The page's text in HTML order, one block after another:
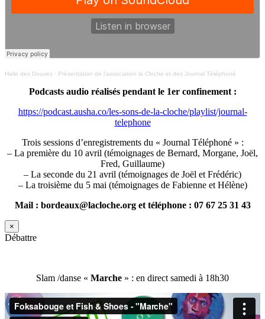
Halle des Douves · Présentation de l’association la Cloche et des Journal Téléphoné
Podcasts audio réalisés pendant le 1er confinement :
https://podcast.ausha.co/les-sons-de-la-cloche/playlist/journal-
telephone
Trois sessions d’enregistrements du « Journal Téléphoné » :
– La première du 10 avril (témoignages de Bernard, Morgane, Joël,
Fred, Guillaume)
– La seconde du 21 avril (témoignages de Joël et Frédéric)
– La troisième du 5 mai (témoignages de Fabienne et Hélène)
Mail : bordeaux@lacloche.org et téléphone : 07 67 25 31 43
×
Débattre
Slam /danse « Marche » : en direct samedi à 18h30